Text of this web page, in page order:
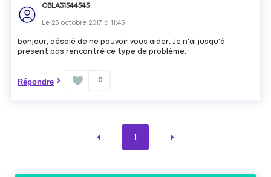
CBLA31544545
Le 23 octobre 2017 à11:43
bonjour, désolé de ne pouvoir vous aider. Je n'ai jusqu'à
présent pas rencontré ce type de problème.
Répondre 0
1